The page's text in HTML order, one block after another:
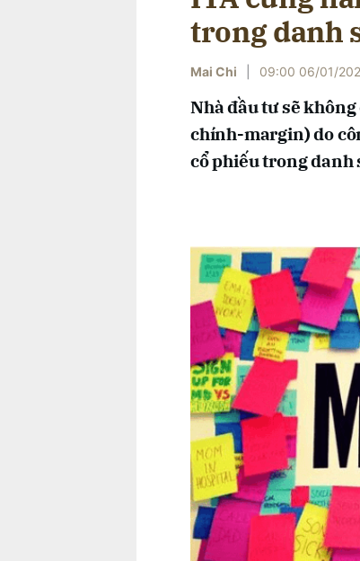
trong danh
Mai Chi 09:00 06/01/
Nhà đầu tư sẽ
chính-margin) do
cổ phiếu trong danh